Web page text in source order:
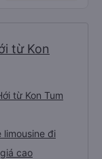
từ Kon
từ Kon Tum
limousine đi
cao